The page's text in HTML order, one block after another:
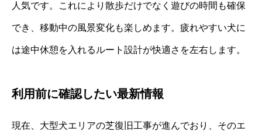
人気です。これにより散歩だけでなく遊びの時間も確保
でき、移動中の風景変化も楽しめます。疲れやすい犬に
は途中休憩を入れるルート設計が快適さを左右します。
利用前に確認したい最新情報
現在、大型犬エリアの芝復旧工事が進んでおり、そのエ